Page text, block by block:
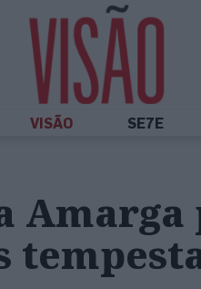
VISÃO SE7E
Amarga